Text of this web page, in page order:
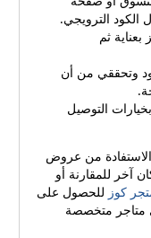
الترويجي.
ثم
وتحققي من أن
التوصيل
من عروض
آخر للمقارنة أو
كوز للحصول على
متاجر متخصصة